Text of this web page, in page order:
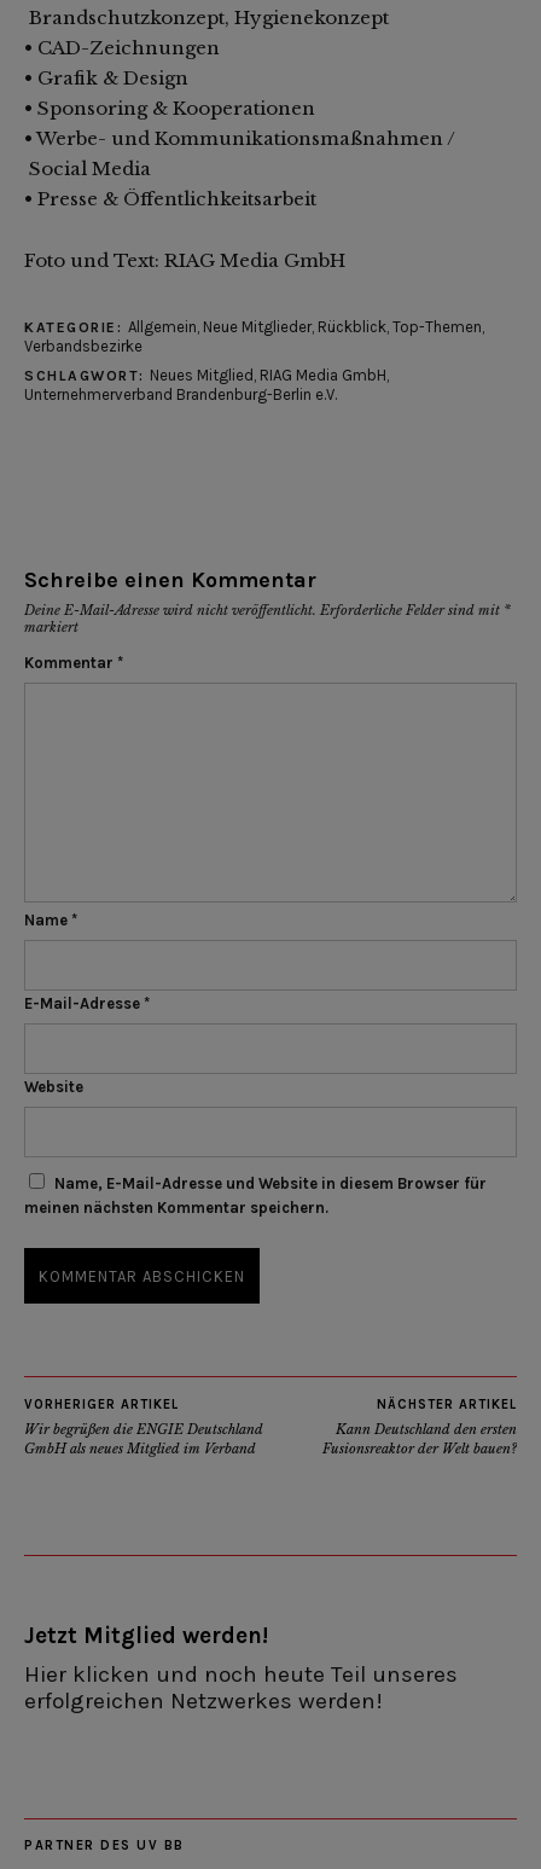
Brandschutzkonzept, Hygienekonzept
• CAD-Zeichnungen
• Grafik & Design
• Sponsoring & Kooperationen
• Werbe- und Kommunikationsmaßnahmen /
Social Media
• Presse & Öffentlichkeitsarbeit
Foto und Text: RIAG Media GmbH
KATEGORIE: Allgemein, Neue Mitglieder, Rückblick, Top-Themen,
Verbandsbezirke
SCHLAGWORT: Neues Mitglied , RIAG Media GmbH,
Unternehmerverband Brandenburg-Berlin e.V.
Schreibe einen Kommentar
Deine E-Mail-Adresse wird nicht veröffentlicht. Erforderliche Felder sind mit *
markiert
Kommentar *
Name *
E-Mail-Adresse *
Website
Name, E-Mail-Adresse und Website in diesem Browser für
meinen nächsten Kommentar speichern.
VORHERIGER ARTIKEL
Wir begrüßen die ENGIE Deutschland
GmbH als neues Mitglied im Verband
NÄCHSTER ARTIKEL
Kann Deutschland den ersten
Fusionsreaktor der Welt bauen?
Jetzt Mitglied werden!
Hier klicken und noch heute Teil unseres
erfolgreichen Netzwerkes werden!
PARTNER DES UV BB